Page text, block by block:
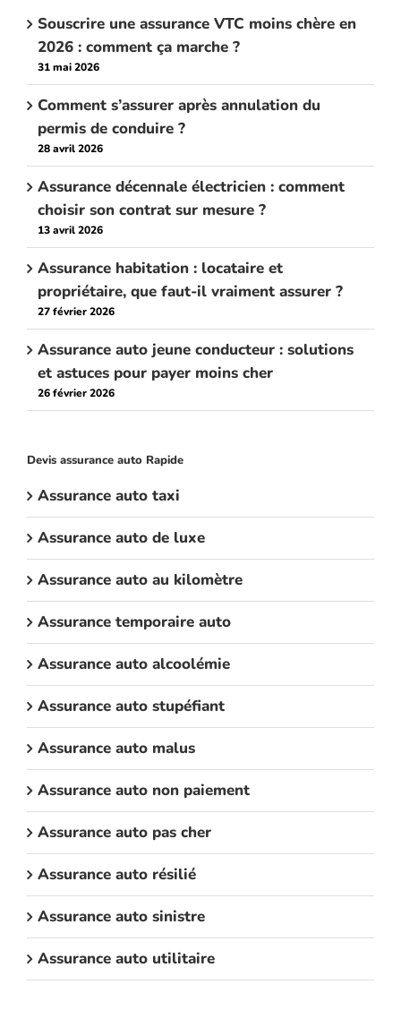
Souscrire une assurance VTC moins chère en
2026 : comment ça marche ?
31 mai 2026
Comment s’assurer après annulation du
permis de conduire ?
28 avril 2026
Assurance décennale électricien : comment
choisir son contrat sur mesure ?
13 avril 2026
Assurance habitation : locataire et
propriétaire, que faut-il vraiment assurer ?
27 février 2026
Assurance auto jeune conducteur : solutions
et astuces pour payer moins cher
26 février 2026
Devis assurance auto Rapide
Assurance auto taxi
Assurance auto de luxe
Assurance auto au kilomètre
Assurance temporaire auto
Assurance auto alcoolémie
Assurance auto stupéfiant
Assurance auto malus
Assurance auto non paiement
Assurance auto pas cher
Assurance auto résilié
Assurance auto sinistre
Assurance auto utilitaire